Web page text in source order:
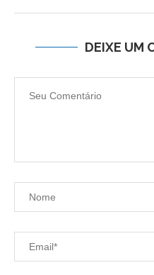
DEIXE UM